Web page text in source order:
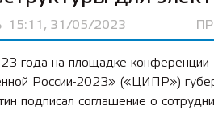
15:11, 31/05/2023
года на площадке конференции
России-2023» («ЦИПР»)
подписал соглашение о